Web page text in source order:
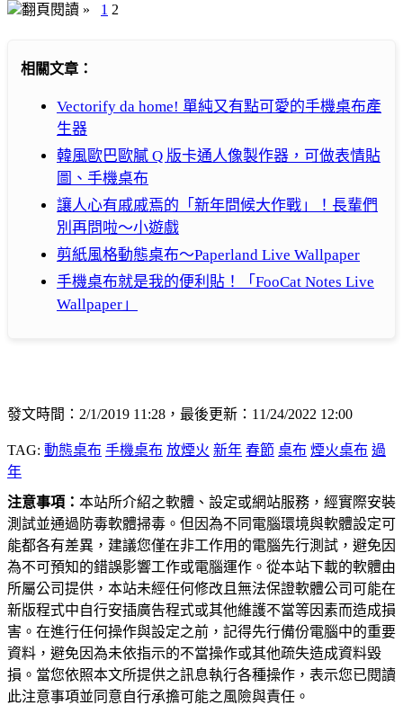
翻頁閱讀 » 1 2
相關文章：
Vectorify da home! 單純又有點可愛的手機桌布產
生器
韓風歐巴歐膩 Q 版卡通人像製作器，可做表情貼
圖、手機桌布
讓人心有戚戚焉的「新年問候大作戰」！長輩們
別再問啦～小遊戲
剪紙風格動態桌布～Paperland Live Wallpaper
手機桌布就是我的便利貼！「FooCat Notes Live
Wallpaper」
發文時間：2/1/2019 11:28，最後更新：11/24/2022 12:00
TAG: 動態桌布 手機桌布 放煙火 新年 春節 桌布 煙火桌布 過
年
注意事項： 本站所介紹之軟體、設定或網站服務，經實際安裝
測試並通過防毒軟體掃毒。但因為不同電腦環境與軟體設定可
能都各有差異，建議您僅在非工作用的電腦先行測試，避免因
為不可預知的錯誤影響工作或電腦運作。從本站下載的軟體由
所屬公司提供，本站未經任何修改且無法保證軟體公司可能在
新版程式中自行安插廣告程式或其他維護不當等因素而造成損
害。在進行任何操作與設定之前，記得先行備份電腦中的重要
資料，避免因為未依指示的不當操作或其他疏失造成資料毀
損。當您依照本文所提供之訊息執行各種操作，表示您已閱讀
此注意事項並同意自行承擔可能之風險與責任。